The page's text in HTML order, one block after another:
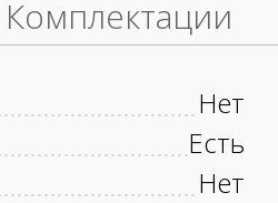
Комплектации
Нет
Есть
Нет